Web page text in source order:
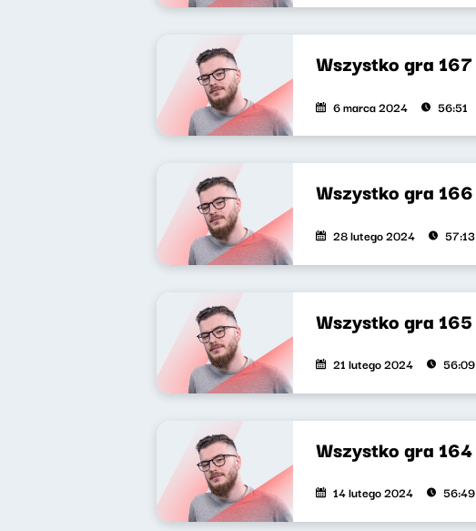
Wszystko gra 167
6 marca 2024 56:51
Wszystko gra 166
28 lutego 2024 57:13
Wszystko gra 165
21 lutego 2024 56:09
Wszystko gra 164
14 lutego 2024 56:49